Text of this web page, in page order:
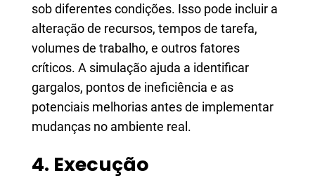
sob diferentes condições. Isso pode incluir a
alteração de recursos, tempos de tarefa,
volumes de trabalho, e outros fatores
críticos. A simulação ajuda a identificar
gargalos, pontos de ineficiência e as
potenciais melhorias antes de implementar
mudanças no ambiente real.
4. Execução